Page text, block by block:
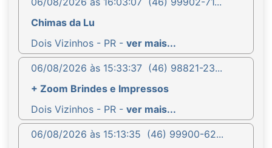
Chimas da Lu
Dois Vizinhos - PR - ver mais...
06/08/2026 às 15:33:37 (46) 98821-23...
+ Zoom Brindes e Impressos
Dois Vizinhos - PR - ver mais...
06/08/2026 às 15:13:35 (46) 99900-62...